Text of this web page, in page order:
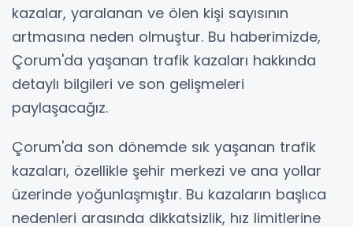
kazalar, yaralanan ve ölen kişi sayısının
artmasına neden olmuştur. Bu haberimizde,
Çorum'da yaşanan trafik kazaları hakkında
detaylı bilgileri ve son gelişmeleri
paylaşacağız.
Çorum'da son dönemde sık yaşanan trafik
kazaları, özellikle şehir merkezi ve ana yollar
üzerinde yoğunlaşmıştır. Bu kazaların başlıca
nedenleri arasında dikkatsizlik, hız limitlerine